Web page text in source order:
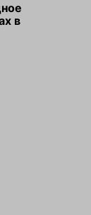
в